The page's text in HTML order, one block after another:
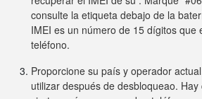
consulte la etiqueta debajo de la
IMEI es un número de 15 dígitos que
teléfono.
Proporcione su país y operador
utilizar después de desbloqueao.